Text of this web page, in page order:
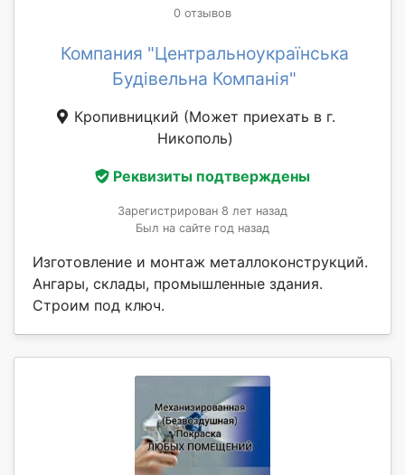
0 отзывов
Компания "Центральноукраїнська
Будівельна Компанія"
Кропивницкий (Может приехать в г.
Никополь)
Реквизиты подтверждены
Зарегистрирован 8 лет назад
Был на сайте год назад
Изготовление и монтаж металлоконструкций.
Ангары, склады, промышленные здания.
Строим под ключ.